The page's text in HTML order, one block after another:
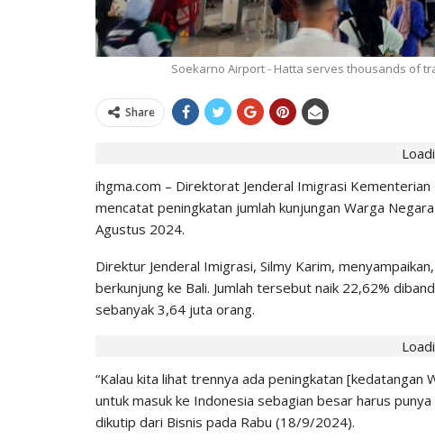
Soekarno Airport - Hatta serves thousands of
Share
ihgma.com – Direktorat Jenderal Imigrasi
mencatat peningkatan jumlah kunjungan Warga
Agustus 2024.
Direktur Jenderal Imigrasi, Silmy Karim,
berkunjung ke Bali. Jumlah tersebut naik 22,62%
sebanyak 3,64 juta orang.
“Kalau kita lihat trennya ada peningkatan [kedatangan
untuk masuk ke Indonesia sebagian besar harus
dikutip dari Bisnis pada Rabu (18/9/2024).
IHGMA Jul 13, 2026